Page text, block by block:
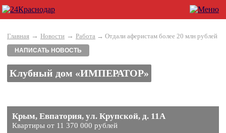
Главная → Новости → Работа → Отдали аферистам более 20 млн рублей
НАПИСАТЬ НОВОСТЬ
Клубный дом «ИМПЕРАТОР»
Крым, Евпатория, ул. Крупской, д. 11А
Квартиры от 11 370 000 рублей